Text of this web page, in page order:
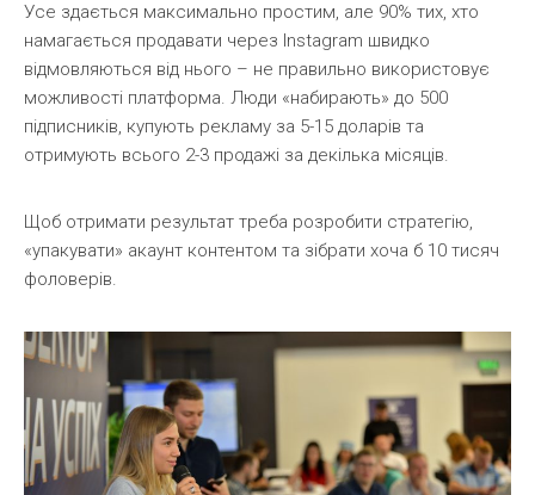
Усе здається максимально простим, але 90% тих, хто
намагається продавати через Instagram швидко
відмовляються від нього – не правильно використовує
можливості платформа. Люди «набирають» до 500
підписників, купують рекламу за 5-15 доларів та
отримують всього 2-3 продажі за декілька місяців.
Щоб отримати результат треба розробити стратегію,
«упакувати» акаунт контентом та зібрати хоча б 10 тисяч
фоловерів.